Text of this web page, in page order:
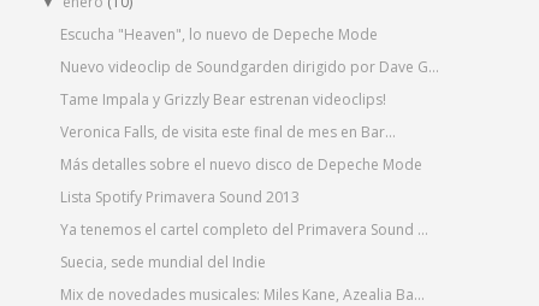
Escucha "Heaven", lo nuevo de Depeche Mode
Nuevo videoclip de Soundgarden dirigido por Dave G...
Tame Impala y Grizzly Bear estrenan videoclips!
Veronica Falls, de visita este final de mes en Bar...
Más detalles sobre el nuevo disco de Depeche Mode
Lista Spotify Primavera Sound 2013
Ya tenemos el cartel completo del Primavera Sound ...
Suecia, sede mundial del Indie
Mix de novedades musicales: Miles Kane, Azealia Ba...